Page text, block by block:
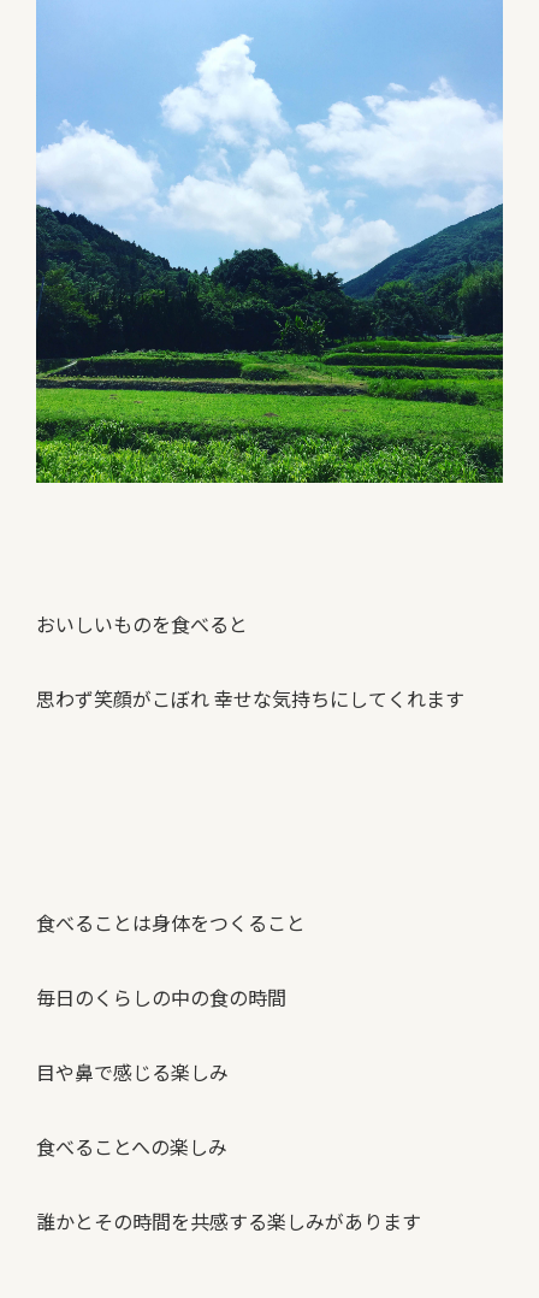
おいしいものを食べると
思わず笑顔がこぼれ 幸せな気持ちにしてくれます
食べることは身体をつくること
毎日のくらしの中の食の時間
目や鼻で感じる楽しみ
食べることへの楽しみ
誰かとその時間を共感する楽しみがあります